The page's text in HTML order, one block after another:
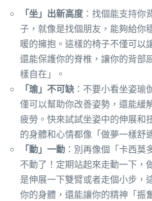
「坐」出新高度 ：找個能支持你
子，就像是找個朋友，能夠給你
暖的擁抱。這樣的椅子不僅可以
還能保護你的脊椎，讓你的背部
樣自在」。
「瑜」不可缺 ：不要小看坐姿瑜
僅可以幫助你改善姿勢，還能緩
疲勞。快來試試坐姿中的伸展和
的身體和心情都像「做夢一樣舒
「動」一動 ：別再像個「卡西莫
不動了！定期站起來走動一下，
是伸展一下雙臂或者走個小步，
你的身體，還能讓你的精神「振